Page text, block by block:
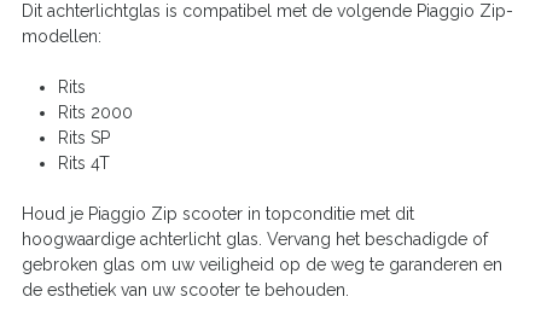
Dit achterlichtglas is compatibel met de volgende Piaggio Zip-
modellen:
Rits
Rits 2000
Rits SP
Rits 4T
Houd je Piaggio Zip scooter in topconditie met dit
hoogwaardige achterlicht glas. Vervang het beschadigde of
gebroken glas om uw veiligheid op de weg te garanderen en
de esthetiek van uw scooter te behouden.